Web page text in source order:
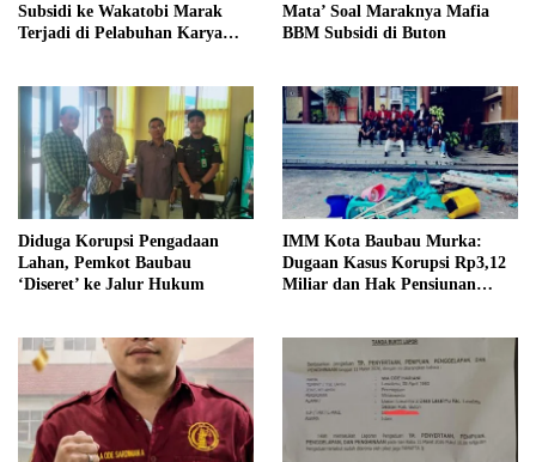
Subsidi ke Wakatobi Marak
Terjadi di Pelabuhan Karya
Mata’ Soal Maraknya Mafia
BBM Subsidi di Buton
Diduga Korupsi Pengadaan
Lahan, Pemkot Baubau
‘Diseret’ ke Jalur Hukum
IMM Kota Baubau Murka:
Dugaan Kasus Korupsi Rp3,12
Miliar dan Hak Pensiunan